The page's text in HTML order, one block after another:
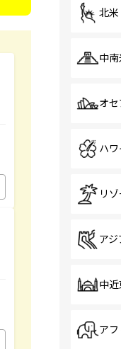
北米
中南
オ
ハワ
リ
アジ
中近
アフ